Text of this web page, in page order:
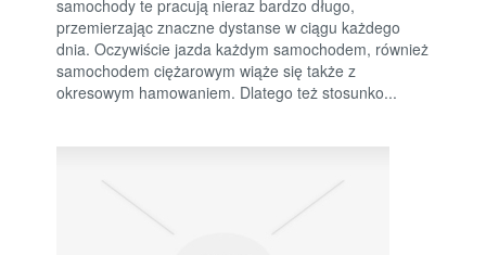
samochody te pracują nieraz bardzo długo,
przemierzając znaczne dystanse w ciągu każdego
dnia. Oczywiście jazda każdym samochodem, również
samochodem ciężarowym wiąże się także z
okresowym hamowaniem. Dlatego też stosunko...